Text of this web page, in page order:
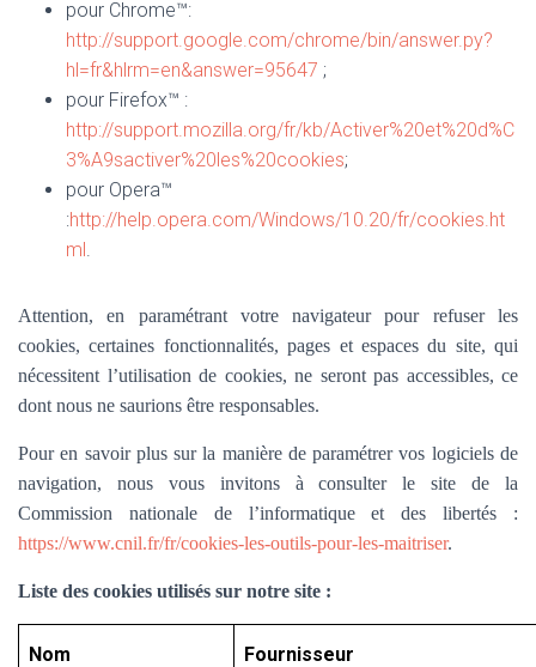
pour Chrome™:
http://support.google.com/chrome/bin/answer.py?
hl=fr&hlrm=en&answer=95647 ;
pour Firefox™ :
http://support.mozilla.org/fr/kb/Activer%20et%20d%C
3%A9sactiver%20les%20cookies;
pour Opera™
:http://help.opera.com/Windows/10.20/fr/cookies.ht
ml.
Attention, en paramétrant votre navigateur pour refuser les
cookies, certaines fonctionnalités, pages et espaces du site, qui
nécessitent l’utilisation de cookies, ne seront pas accessibles, ce
dont nous ne saurions être responsables.
Pour en savoir plus sur la manière de paramétrer vos logiciels de
navigation, nous vous invitons à consulter le site de la
Commission nationale de l’informatique et des libertés :
https://www.cnil.fr/fr/cookies-les-outils-pour-les-maitriser.
Liste des cookies utilisés sur notre site :
Nom Fournisseur